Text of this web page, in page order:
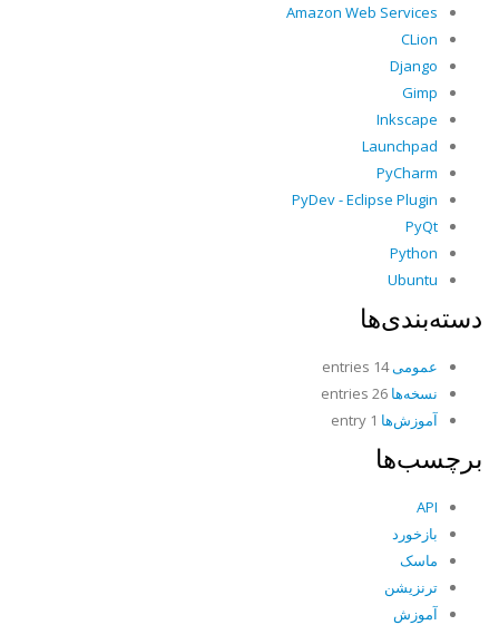
Amazon Web Services
CLion
Django
Gimp
Inkscape
Launchpad
PyCharm
PyDev - Eclipse Plugin
PyQt
Python
Ubuntu
دسته‌بندی‌ها
عمومی14 entries
نسخه‌ها
آموزش‌ها
برچسب‌ها
API
بازخورد
ماسک
ترنزیشن
آموزش